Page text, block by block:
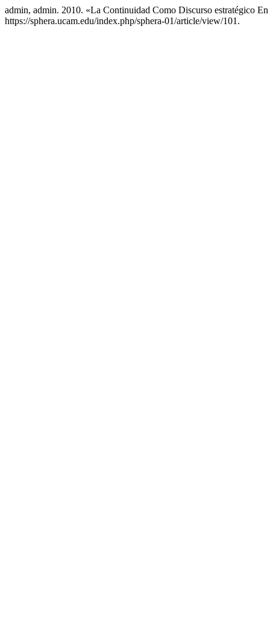
admin, admin. 2010. «La Continuidad Como Discurso estratégico
https://sphera.ucam.edu/index.php/sphera-01/article/view/101.